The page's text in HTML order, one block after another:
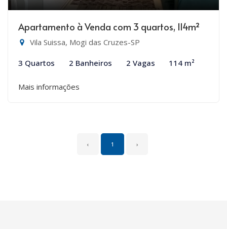
Apartamento à Venda com 3 quartos, 114m²
Vila Suissa, Mogi das Cruzes-SP
3 Quartos 2 Banheiros 2 Vagas 114 m²
Mais informações
‹ 1 ›